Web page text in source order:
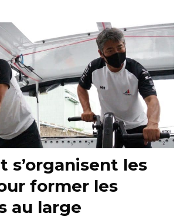
s’organisent les
former les
au large